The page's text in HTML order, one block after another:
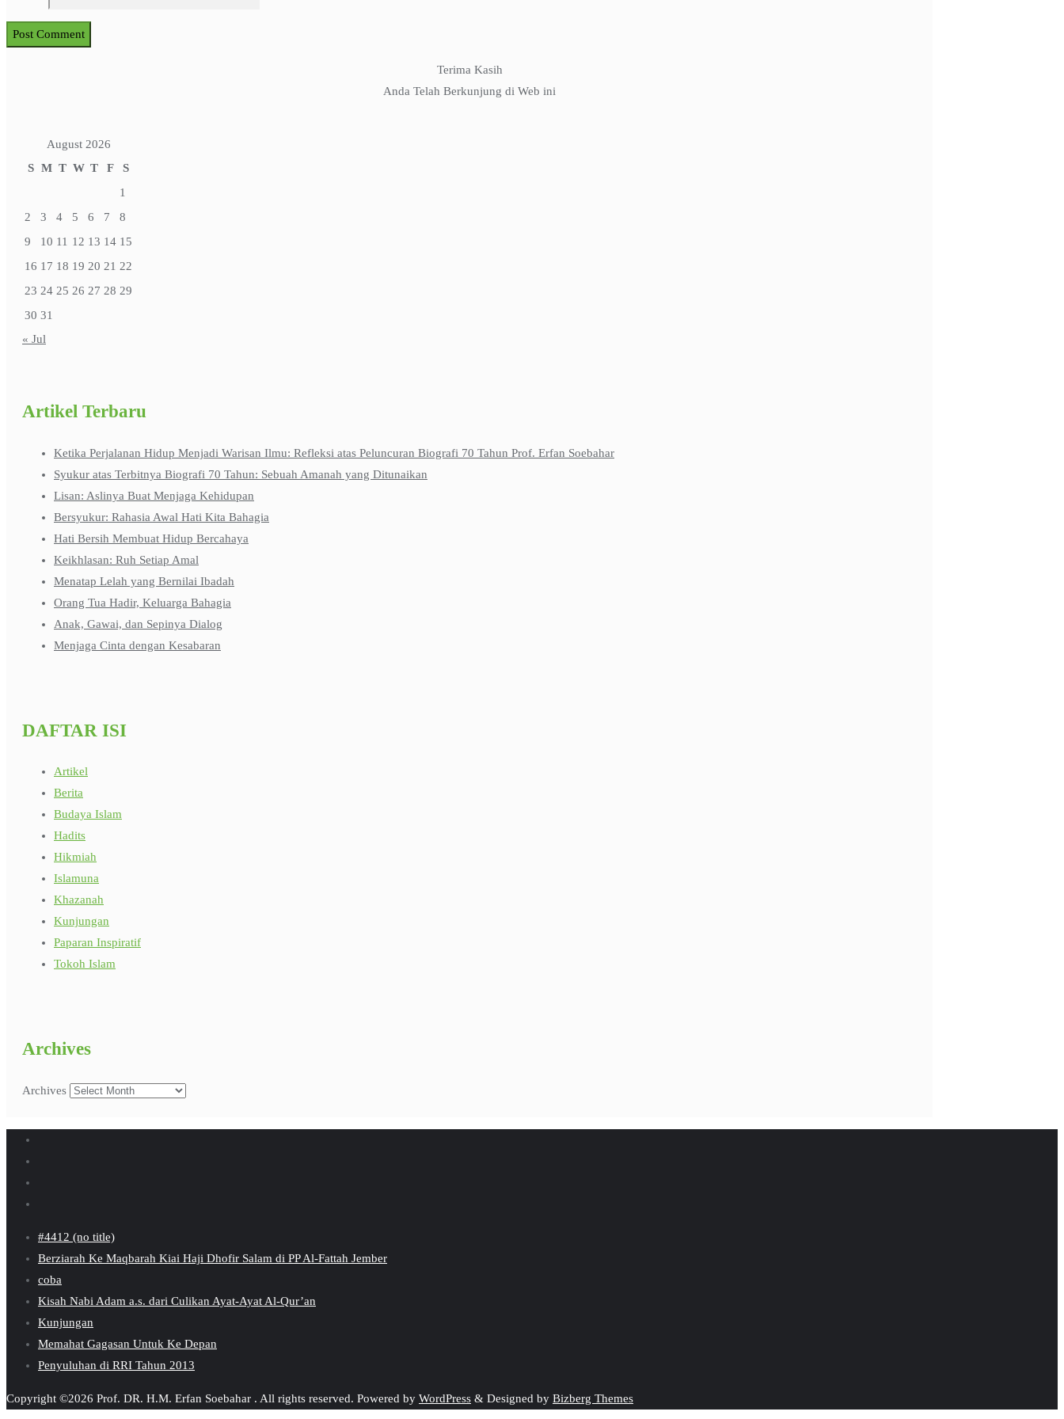
Terima Kasih
Anda Telah Berkunjung di Web ini
August 2026
S M T W T F
S
1
2
3 4 5 6 7
8
9
10 11 12 13 14 15
16 17 18 19 20 21 22
23 24 25 26 27 28 29
30 31
« Jul
Artikel Terbaru
Ketika Perjalanan Hidup Menjadi Warisan Ilmu: Refleksi atas Peluncuran Biografi 70 Tahun Prof. Erfan Soebahar
Syukur atas Terbitnya Biografi 70 Tahun: Sebuah Amanah yang Ditunaikan
Lisan: Aslinya Buat Menjaga Kehidupan
Bersyukur: Rahasia Awal Hati Kita Bahagia
Hati Bersih Membuat Hidup Bercahaya
Keikhlasan: Ruh Setiap Amal
Menatap Lelah yang Bernilai Ibadah
Orang Tua Hadir, Keluarga Bahagia
Anak, Gawai, dan Sepinya Dialog
Menjaga Cinta dengan Kesabaran
DAFTAR ISI
Artikel
Berita
Budaya Islam
Hadits
Hikmiah
Islamuna
Khazanah
Kunjungan
Paparan Inspiratif
Tokoh Islam
Archives
Archives
#4412 (no title)
Berziarah Ke Maqbarah Kiai Haji Dhofir Salam di PP Al-Fattah Jember
coba
Kisah Nabi Adam a.s. dari Culikan Ayat-Ayat Al-Qur’an
Kunjungan
Memahat Gagasan Untuk Ke Depan
Penyuluhan di RRI Tahun 2013
Copyright ©2026 Prof. DR. H.M. Erfan Soebahar . All rights reserved. Powered by WordPress & Designed by Bizberg Themes